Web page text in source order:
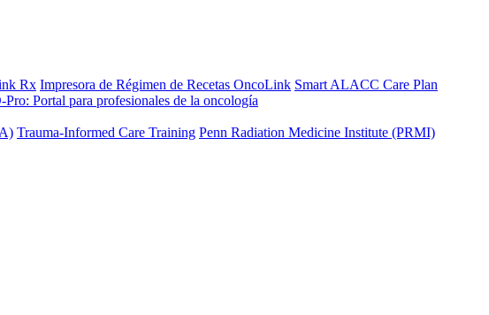
Rx Impresora de Régimen de Recetas OncoLink Smart ALACC Care Plan
Pro: Portal para profesionales de la oncología
Trauma-Informed Care Training Penn Radiation Medicine Institute (PRMI)